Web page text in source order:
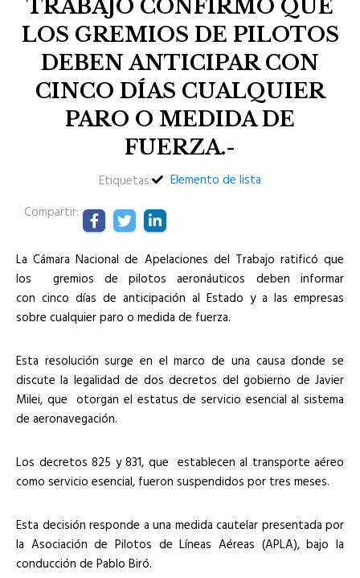
TRABAJO CONFIRMÓ QUE
LOS GREMIOS DE PILOTOS
DEBEN ANTICIPAR CON
CINCO DÍAS CUALQUIER
PARO O MEDIDA DE
FUERZA.-
Etiquetas:
Elemento de lista
Compartir:
La Cámara Nacional de Apelaciones del Trabajo ratificó que
los gremios de pilotos aeronáuticos deben informar
con cinco días de anticipación al Estado y a las empresas
sobre cualquier paro o medida de fuerza.
Esta resolución surge en el marco de una causa donde se
discute la legalidad de dos decretos del gobierno de Javier
Milei, que otorgan el estatus de servicio esencial al sistema
de aeronavegación.
Los decretos 825 y 831, que establecen al transporte aéreo
como servicio esencial, fueron suspendidos por tres meses.
Esta decisión responde a una medida cautelar presentada por
la Asociación de Pilotos de Líneas Aéreas (APLA), bajo la
conducción de Pablo Biró.